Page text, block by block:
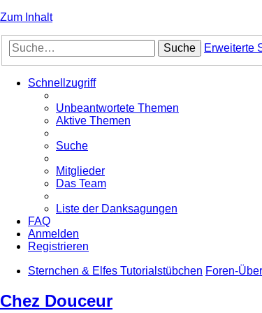
Zum Inhalt
Suche Erweiterte
Schnellzugriff
Unbeantwortete Themen
Aktive Themen
Suche
Mitglieder
Das Team
Liste der Danksagungen
FAQ
Anmelden
Registrieren
Sternchen & Elfes Tutorialstübchen Foren-
Chez Douceur